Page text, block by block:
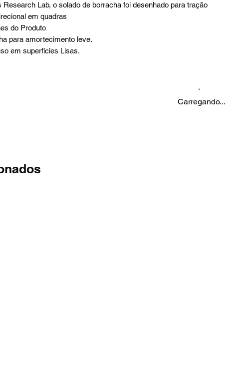
Research Lab, o solado de borracha foi desenhado para tração
em quadras
do Produto
para amortecimento leve.
em superfícies Lisas.
Carregando...